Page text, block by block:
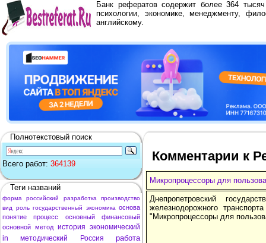
Банк рефератов содержит более 364
психологии, экономике, менеджменту,
английскому.
Полнотекстовый поиск
Всего работ: 364139
Теги названий
форма российский разработка
производство
вид
роль государственный экономика основа
понятие
процесс основный
финансовый
основной метод история экономический
in
методический Россия
работа
Комментарии к
Микропроцессоры для
Днепропетровский
железнодорожного
"Микропроцессоры для